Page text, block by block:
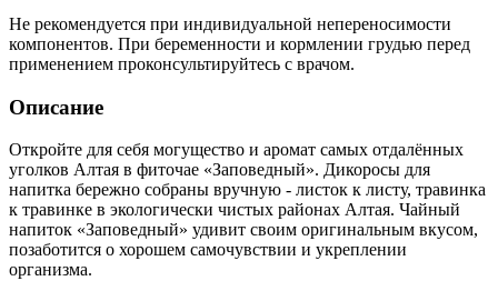
Не рекомендуется при индивидуальной непереносимости
компонентов. При беременности и кормлении грудью перед
применением проконсультируйтесь с врачом.
Описание
Откройте для себя могущество и аромат самых отдалённых
уголков Алтая в фиточае «Заповедный». Дикоросы для
напитка бережно собраны вручную - листок к листу, травинка
к травинке в экологически чистых районах Алтая. Чайный
напиток «Заповедный» удивит своим оригинальным вкусом,
позаботится о хорошем самочувствии и укреплении
организма.